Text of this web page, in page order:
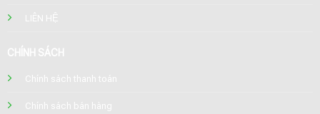
LIÊN HỆ
CHÍNH SÁCH
Chính sách thanh toán
Chính sách bán hàng